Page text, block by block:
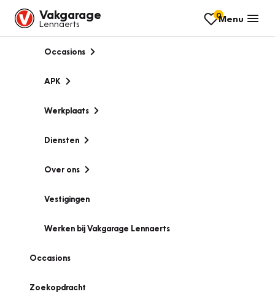
Vakgarage
Lennaerts
0Menu
Occasions
APK
Werkplaats
Diensten
Over ons
Vestigingen
Werken bij Vakgarage Lennaerts
Occasions
Zoekopdracht